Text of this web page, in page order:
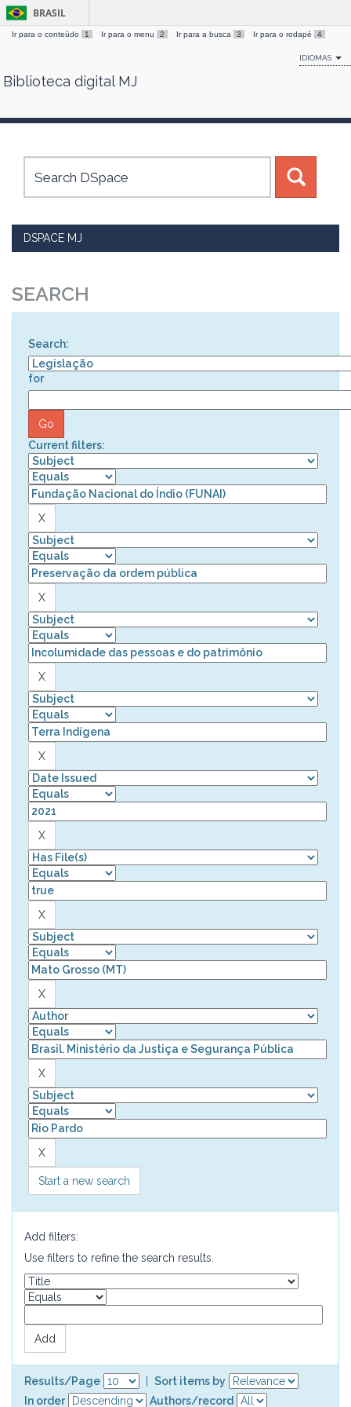
Skip
BRASIL
Ir para o conteúdo 1 Ir para o menu 2 Ir para a busca 3 Ir para o rodapé 4
IDIOMAS
Biblioteca digital MJ
DSPACE MJ
SEARCH
Search:
for
Current filters:
Start a new search
Add filters:
Use filters to refine the search results.
Results/Page
Sort items by
In order
Authors/record